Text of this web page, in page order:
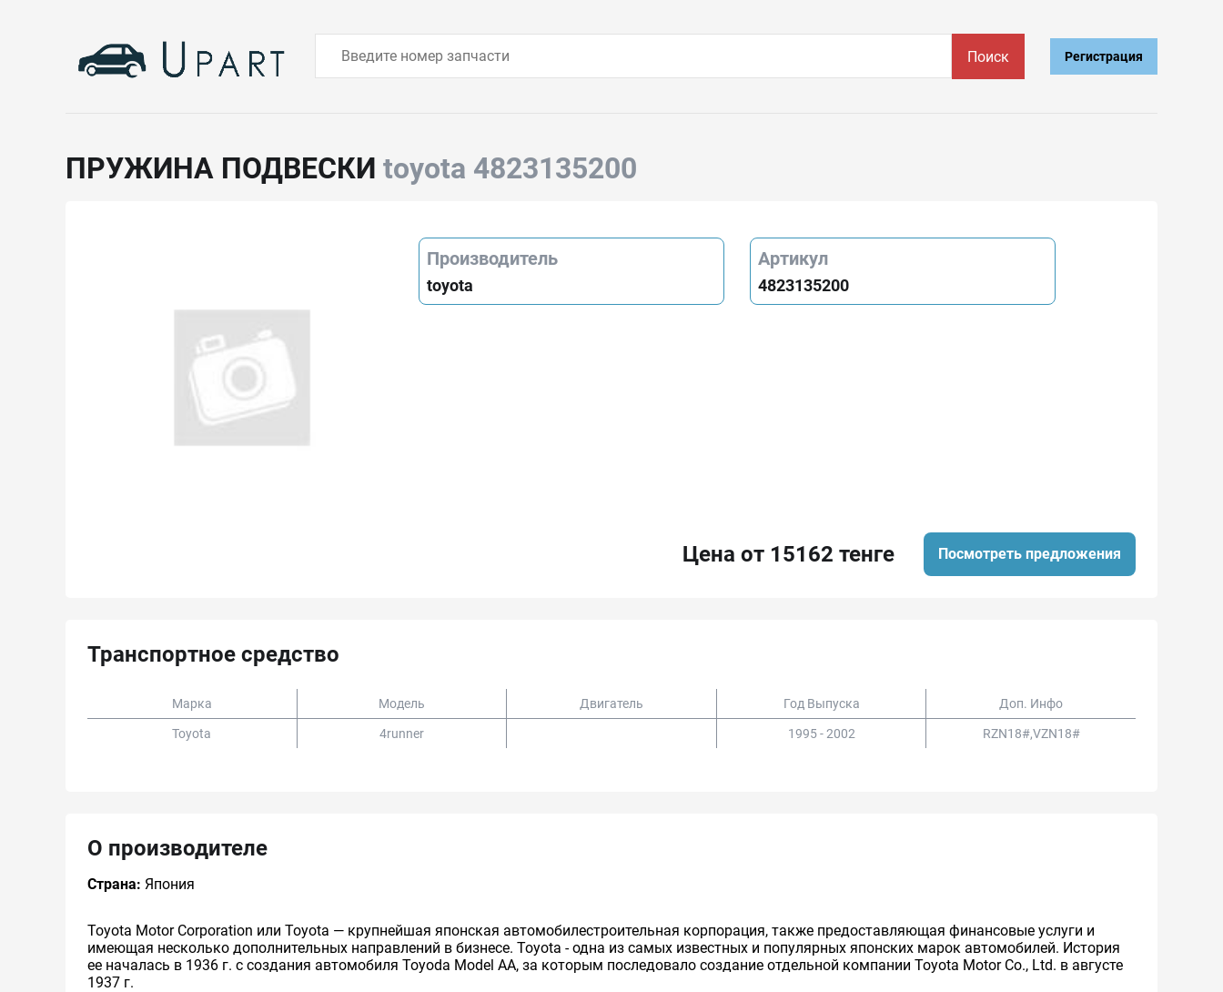
Поиск Регистрация
ПРУЖИНА ПОДВЕСКИ toyota 4823135200
Производитель
toyota
Артикул
4823135200
Цена от 15162 тенге Посмотреть предложения
Транспортное средство
Марка Модель Двигатель Год Выпуска Доп. Инфо
Toyota 4runner 1995 - 2002 RZN18#,VZN18#
О производителе
Страна: Япония
Toyota Motor Corporation или Toyota — крупнейшая японская автомобилестроительная корпорация, также предоставляющая финансовые услуги и
имеющая несколько дополнительных направлений в бизнесе. Toyota - одна из самых известных и популярных японских марок автомобилей. История
ее началась в 1936 г. с создания автомобиля Toyoda Model AA, за которым последовало создание отдельной компании Toyota Motor Co., Ltd. в августе
1937 г.